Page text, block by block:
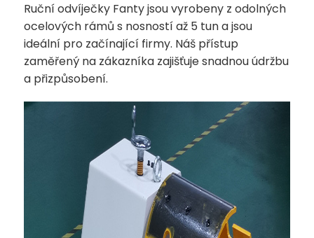
Ruční odvíječky Fanty jsou vyrobeny z odolných
ocelových rámů s nosností až 5 tun a jsou
ideální pro začínající firmy. Náš přístup
zaměřený na zákazníka zajišťuje snadnou údržbu
a přizpůsobení.